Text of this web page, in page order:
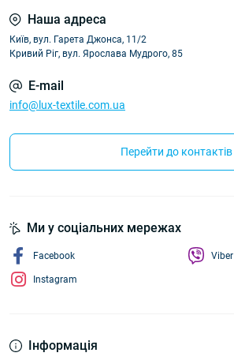
Наша адреса
Київ, вул. Гарета Джонса, 11/2
Кривий Ріг, вул. Ярослава Мудрого, 85
E-mail
info@lux-textile.com.ua
Перейти до контактів
Інформація
Ми у соціальних мережах
Facebook
Instagram
Viber